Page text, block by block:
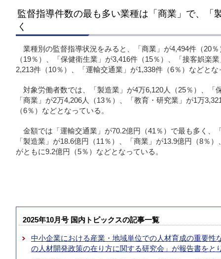
監督指導件数の最も多い業種は「商業」で、「
く
業種別の監督指導状況をみると、「商業」が4,494件（20
（19％）、「保健衛生業」が3,416件（15％）、「接客娯楽
2,213件（10％）、「運輸交通業」が1,338件（6％）などと
対象労働者数では、「製造業」が4万6,120人（25％）、「
「商業」が2万4,206人（13％）、「教育・研究業」が1万
（6％）などとなっている。
金額では「運輸交通業」が70.2億円（41％）で最も多く、
「製造業」が18.6億円（11％）、「商業」が13.9億円（8％
がともに9.2億円（5％）などとなっている。
2025年10月号 国内トピックスの記事一覧
中小企業における産業・地域単位での人材育成の重要
の人材開発政策の在り方に関する研究会」が報告書をと